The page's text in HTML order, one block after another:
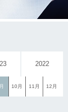
2022
10月 11月 12月